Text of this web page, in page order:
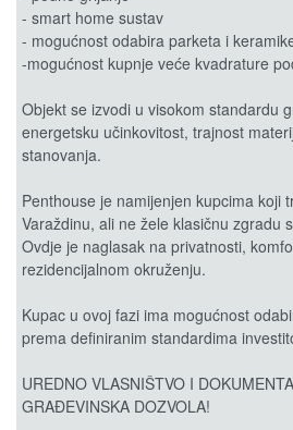
- smart home sustav
- mogućnost odabira parketa i
-mogućnost kupnje veće kvadrature
Objekt se izvodi u visokom standardu
energetsku učinkovitost, trajnost
stanovanja.
Penthouse je namijenjen kupcima koji
Varaždinu, ali ne žele klasičnu zgradu
Ovdje je naglasak na privatnosti,
rezidencijalnom okruženju.
Kupac u ovoj fazi ima mogućnost
prema definiranim standardima
UREDNO VLASNIŠTVO I
GRAĐEVINSKA DOZVOLA!